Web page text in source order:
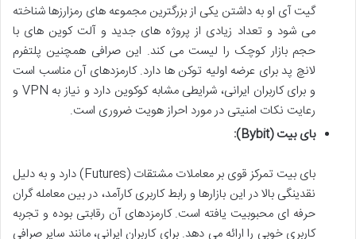
گیت آی او به داشتن یکی از بزرگترین مجموعه های رمزارزها شناخته
می شود و تعداد زیادی از پروژه های جدید و آلت کوین های با
حجم بازار کوچک را لیست می کند. این صرافی همچنین پلتفرم
لانچ پد برای عرضه اولیه توکن ها دارد. کارمزدهای آن مناسب است
و برای کاربران ایرانی، شرایطی مشابه کوکوین دارد و نیاز به VPN و
رعایت نکات امنیتی در مورد احراز هویت ضروری است.
بای بیت (Bybit):
بای بیت تمرکز قوی بر معاملات مشتقات (Futures) دارد و به دلیل
نقدینگی بالا در این بازارها و رابط کاربری کارآمد، در بین معامله گران
حرفه ای محبوبیت یافته است. کارمزدهای آن رقابتی بوده و تجربه
کاربری خوبی را ارائه می دهد. برای کاربران ایرانی، مانند سایر صرافی